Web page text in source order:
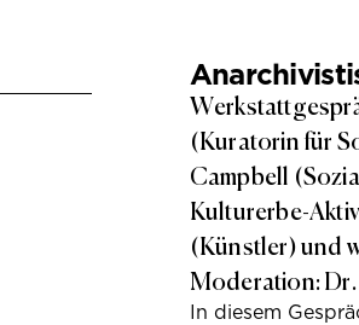
(Kuratorin für
Campbell
Kulturerbe-
(Künstler) und
Moderation:
In diesem